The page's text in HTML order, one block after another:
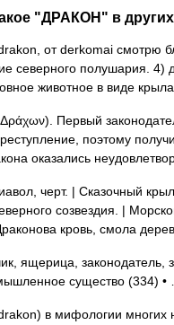
"ДРАКОН" в
от derkomai смотрю
северного полушария.
животное в виде
Первый
поэтому
оказались
черт. | Сказочный
созвездия. |
кровь, смола
ящерица, законодатель,
существо (334)
в мифологии многих